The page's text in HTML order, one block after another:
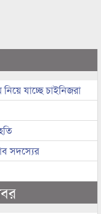
যাচ্ছে চাইনিজরা
সদস্যের